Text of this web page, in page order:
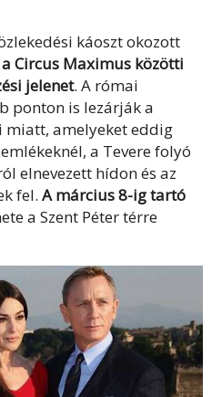
káoszt okozott
Circus Maximus közötti
jelenet. A római
ponton is lezárják a
miatt, amelyeket eddig
a Tevere folyó
elnevezett hídon és az
fel. A március 8-ig tartó
a Szent Péter térre